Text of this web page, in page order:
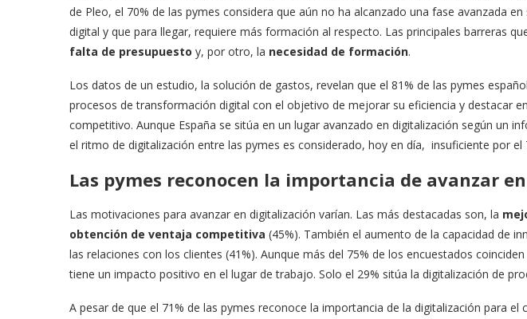
de Pleo, el 70% de las pymes considera que aún no ha alcanzado una fase avanzada
digital y que para llegar, requiere más formación al respecto. Las principales barreras
falta de presupuesto y, por otro, la necesidad de formación.
Los datos de un estudio, la solución de gastos, revelan que el 81% de las pymes
procesos de transformación digital con el objetivo de mejorar su eficiencia y destacar
competitivo. Aunque España se sitúa en un lugar avanzado en digitalización según un
el ritmo de digitalización entre las pymes es considerado, hoy en día, insuficiente por el
Las pymes reconocen la importancia de avanzar
Las motivaciones para avanzar en digitalización varían. Las más destacadas son, la
obtención de ventaja competitiva (45%). También el aumento de la capacidad de
las relaciones con los clientes (41%). Aunque más del 75% de los encuestados
tiene un impacto positivo en el lugar de trabajo. Solo el 29% sitúa la digitalización de
A pesar de que el 71% de las pymes reconoce la importancia de la digitalización para el